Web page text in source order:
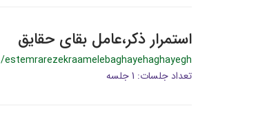
استمرار ذکر،عامل بقای حقایق
/estemrarezekraamelebaghayehaghayegh
تعداد جلسات: 1 جلسه